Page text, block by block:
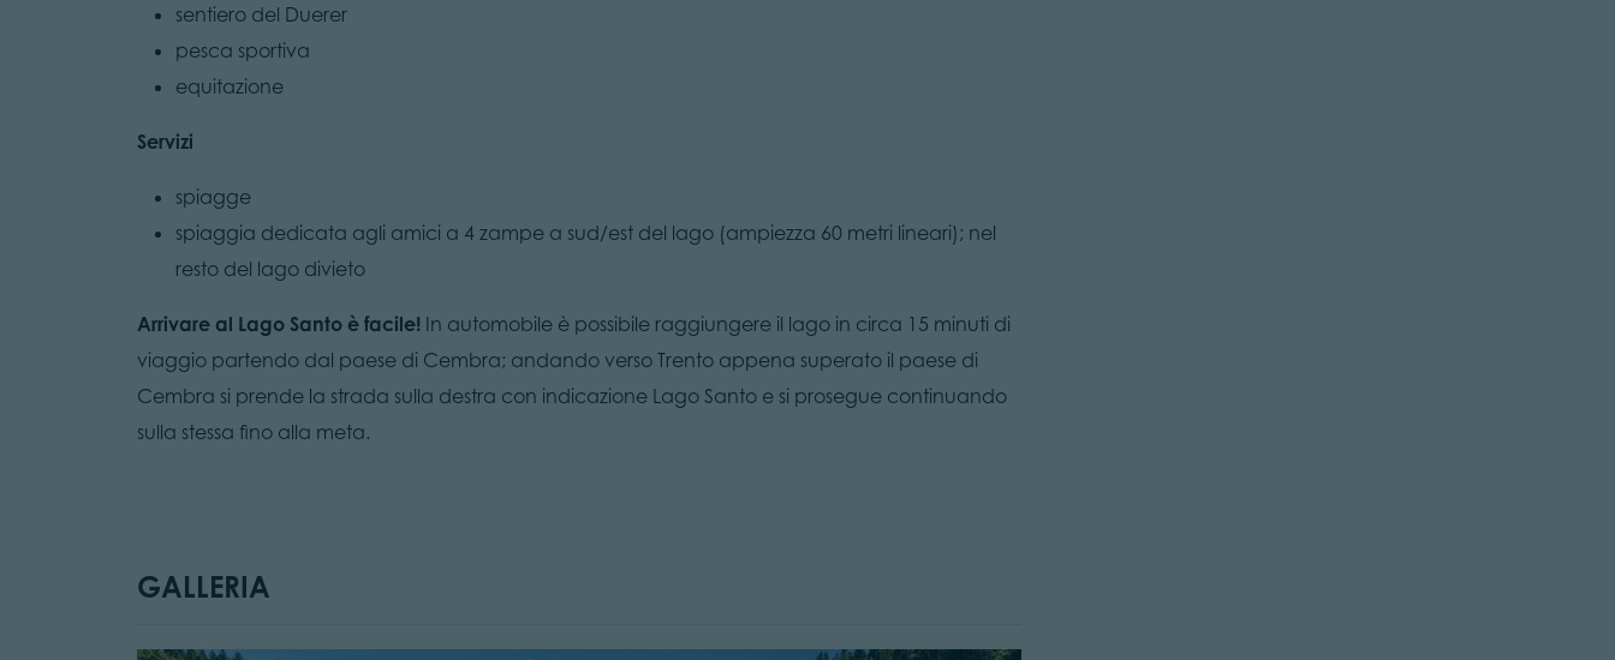
sentiero del Duerer
pesca sportiva
equitazione
Servizi
spiagge
spiaggia dedicata agli amici a 4 zampe a sud/est del lago (ampiezza 60 metri lineari); nel
resto del lago divieto
Arrivare al Lago Santo è facile! In automobile è possibile raggiungere il lago in circa 15 minuti di
viaggio partendo dal paese di Cembra; andando verso Trento appena superato il paese di
Cembra si prende la strada sulla destra con indicazione Lago Santo e si prosegue continuando
sulla stessa fino alla meta.
GALLERIA